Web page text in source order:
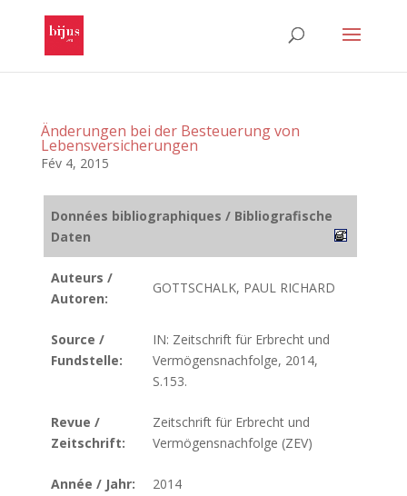
Änderungen bei der Besteuerung von
Lebensversicherungen
Fév 4, 2015
Données bibliographiques / Bibliografische
Daten
Auteurs /
Autoren:
GOTTSCHALK, PAUL RICHARD
Source /
Fundstelle:
IN: Zeitschrift für Erbrecht und
Vermögensnachfolge, 2014,
S.153.
Revue /
Zeitschrift:
Zeitschrift für Erbrecht und
Vermögensnachfolge (ZEV)
Année / Jahr: 2014